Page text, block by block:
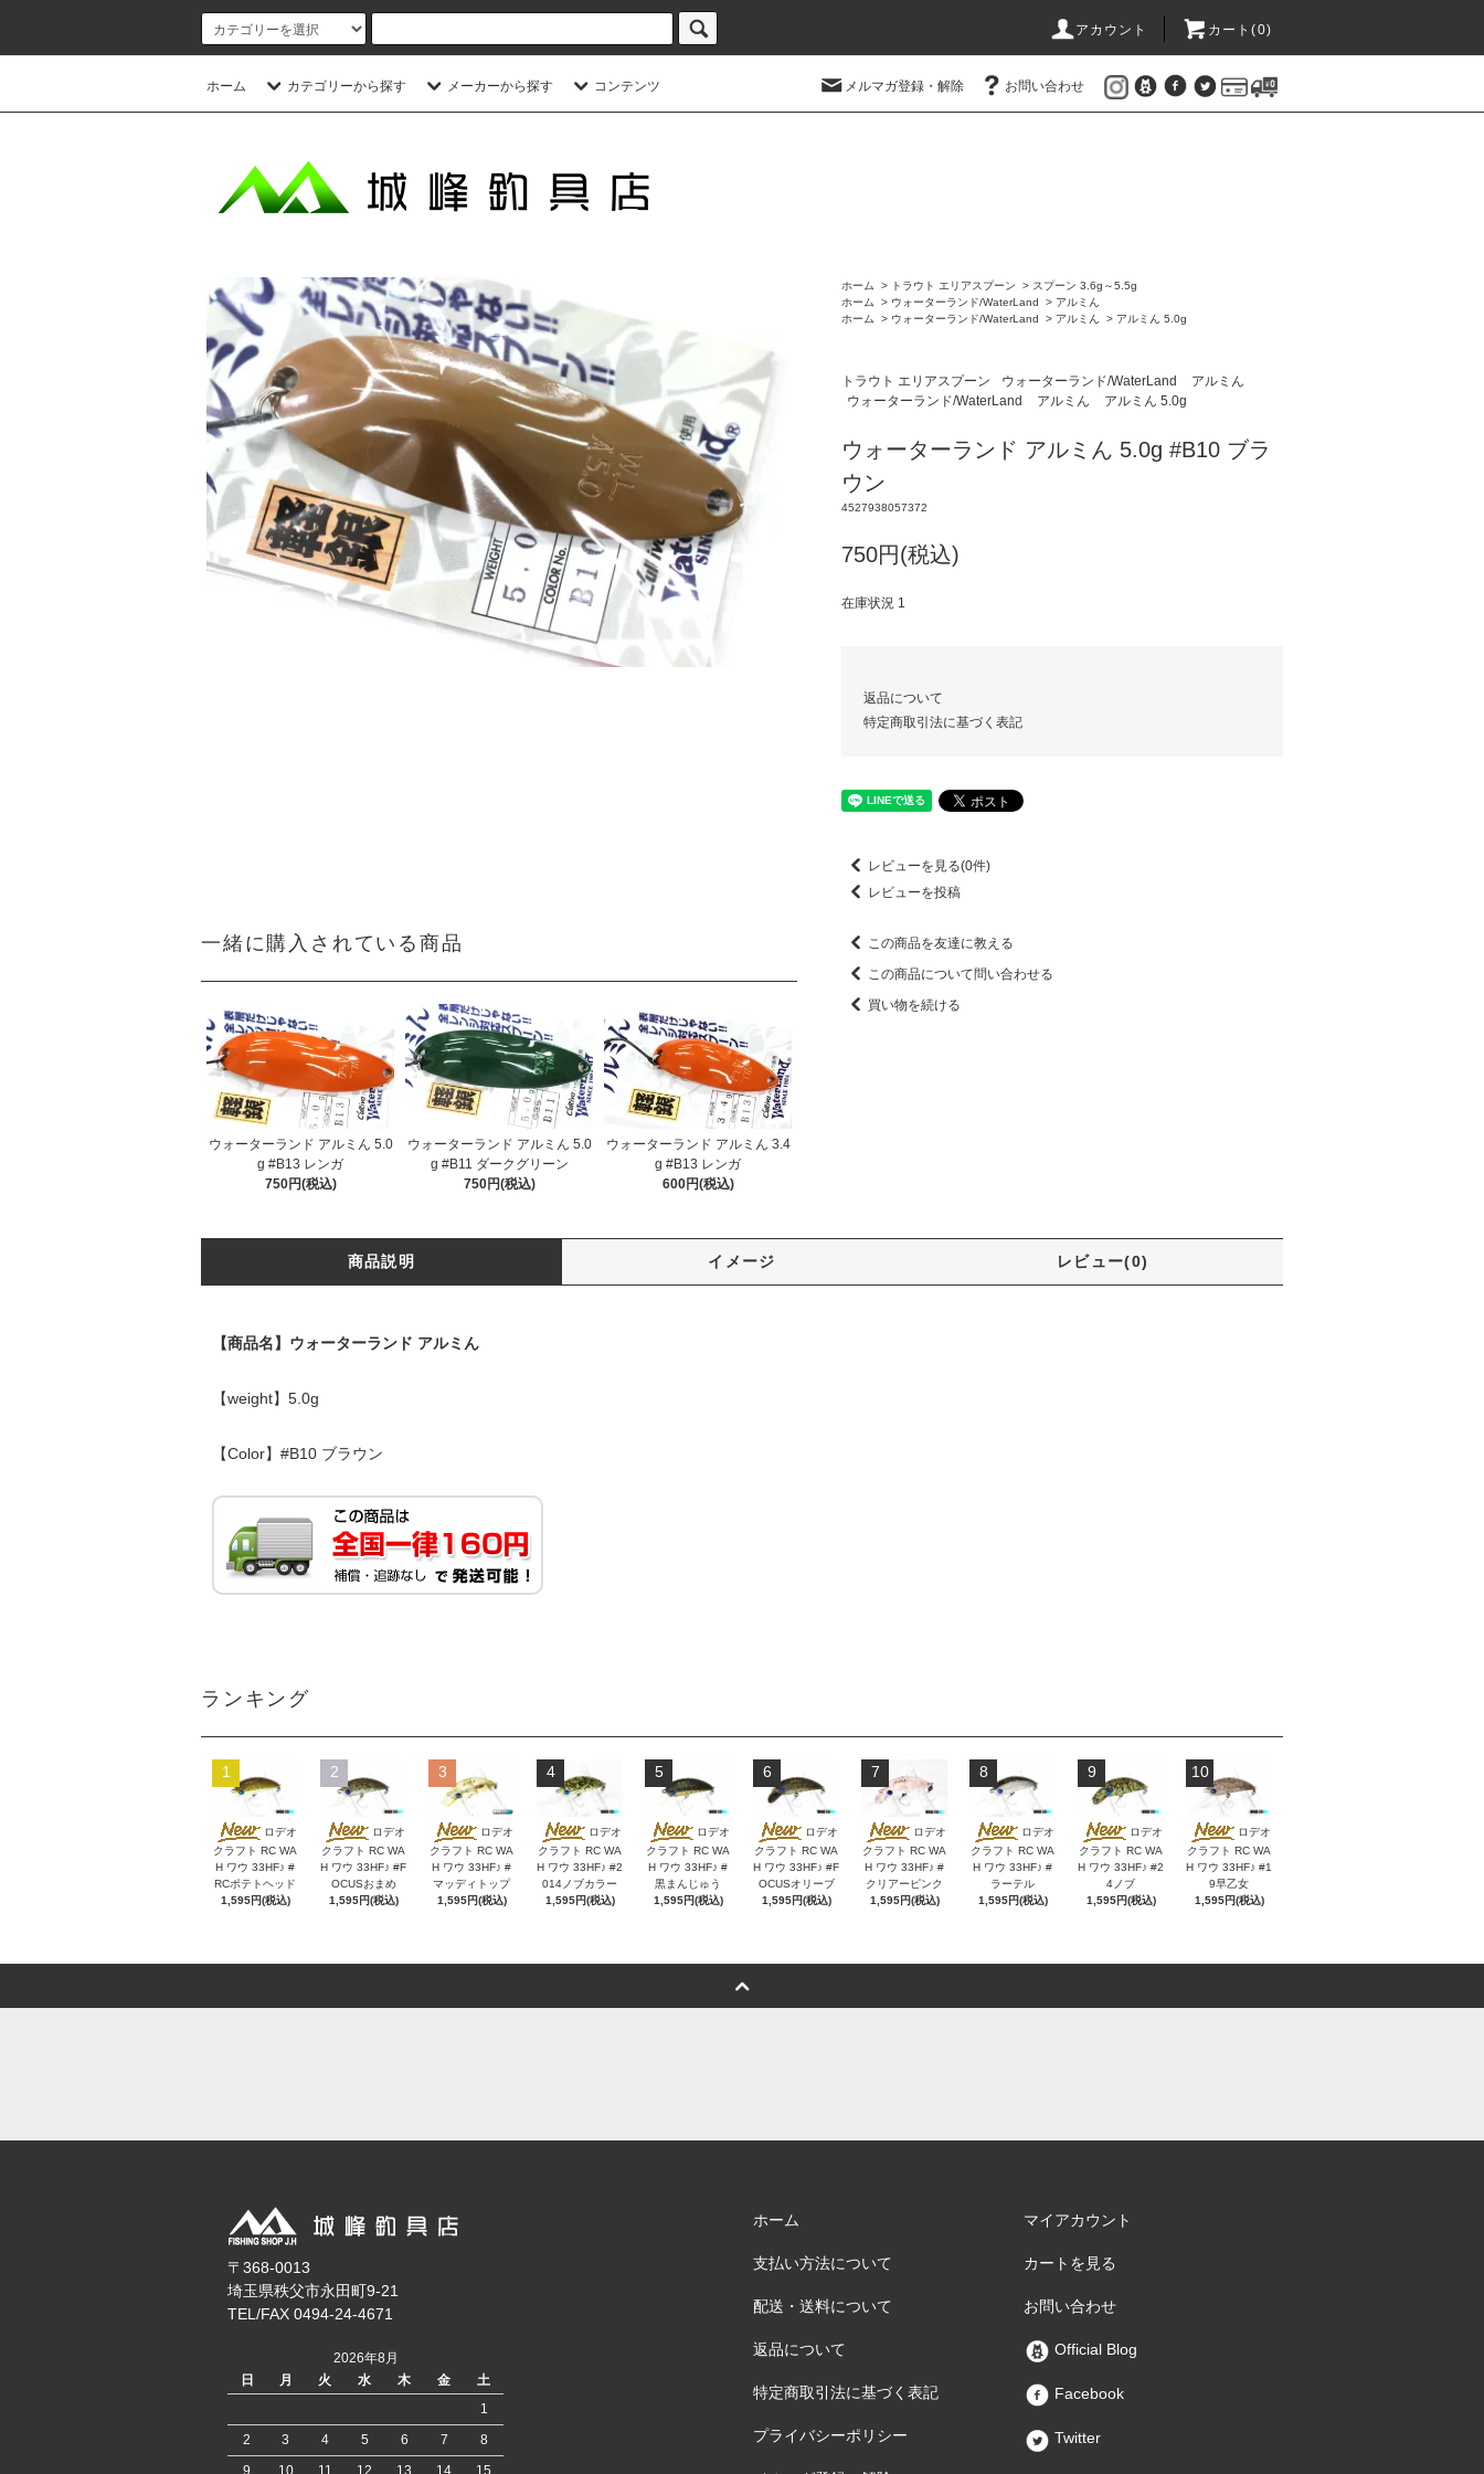
アカウント カート(0)
ホーム カテゴリーから探す メーカーから探す コンテンツ メルマガ登録・解除 お問い合わせ
一緒に購入されている商品
ウォーターランド アルミん 5.0
g #B13 レンガ
750円(税込)
ウォーターランド アルミん 5.0
g #B11 ダークグリーン
750円(税込)
ウォーターランド アルミん 3.4
g #B13 レンガ
600円(税込)
ホーム > トラウト エリアスプーン > スプーン 3.6g～5.5g
ホーム
> ウォーターランド/WaterLand > アルミん
ホーム
> ウォーターランド/WaterLand > アルミん > アルミん 5.0g
トラウト エリアスプーン ウォーターランド/WaterLand
アルミん
ウォーターランド/WaterLand
アルミん アルミん 5.0g
ウォーターランド アルミん 5.0g #B10 ブラ
ウン
4527938057372
750円(税込)
在庫状況 1
返品について
特定商取引法に基づく表記
レビューを見る(0件)
レビューを投稿
この商品を友達に教える
この商品について問い合わせる
買い物を続ける
商品説明 イメージ レビュー(0)
【商品名】ウォーターランド アルミん
【weight】5.0g
【Color】#B10 ブラウン
ランキング
1
ロデオ
クラフト RC WA
H ワウ 33HF♪ #
RCポテトヘッド
1,595円(税込)
2
ロデオ
クラフト RC WA
H ワウ 33HF♪ #F
OCUSおまめ
1,595円(税込)
3
ロデオ
クラフト RC WA
H ワウ 33HF♪ #
マッディトップ
1,595円(税込)
4
ロデオ
クラフト RC WA
H ワウ 33HF♪ #2
014ノブカラー
1,595円(税込)
5
ロデオ
クラフト RC WA
H ワウ 33HF♪ #
黒まんじゅう
1,595円(税込)
6
ロデオ
クラフト RC WA
H ワウ 33HF♪ #F
OCUSオリーブ
1,595円(税込)
7
ロデオ
クラフト RC WA
H ワウ 33HF♪ #
クリアーピンク
1,595円(税込)
8
ロデオ
クラフト RC WA
H ワウ 33HF♪ #
ラーテル
1,595円(税込)
9
ロデオ
クラフト RC WA
H ワウ 33HF♪ #2
4ノブ
1,595円(税込)
10
ロデオ
クラフト RC WA
H ワウ 33HF♪ #1
9早乙女
1,595円(税込)
〒368-0013
埼玉県秩父市永田町9-21
TEL/FAX 0494-24-4671
2026年8月
日
月 火 水 木 金
土
1
2
3 4 5 6 7
8
9
10 11 12 13 14 15
ホーム
支払い方法について
配送・送料について
返品について
特定商取引法に基づく表記
プライバシーポリシー
マイアカウント
カートを見る
お問い合わせ
Official Blog
Facebook
Twitter